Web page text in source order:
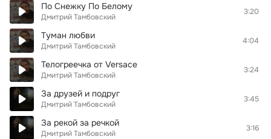
По Снежку По Белому
Дмитрий Тамбовский
3:20
Туман любви
Дмитрий Тамбовский
4:04
Телогреечка от Versace
Дмитрий Тамбовский
3:24
За друзей и подруг
Дмитрий Тамбовский
3:45
За рекой за речкой
Дмитрий Тамбовский
3:16